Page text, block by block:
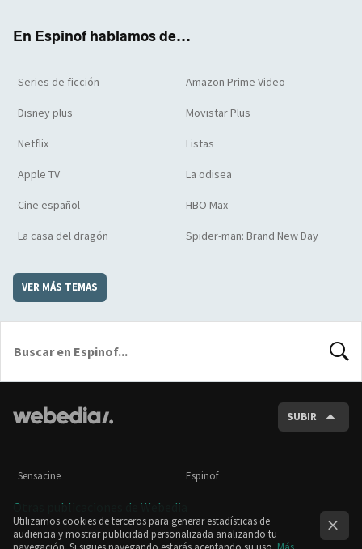
En Espinof hablamos de...
Series de ficción Amazon Prime Video
Disney plus Movistar Plus
Netflix Listas
Apple TV La odisea
Cine español HBO Max
La casa del dragón Spider-man: Brand New Day
VER MÁS TEMAS
SUBIR
Sensacine Espinof
Otras publicaciones de Webedia
Utilizamos cookies de terceros para generar estadísticas de
audiencia y mostrar publicidad personalizada analizando tu